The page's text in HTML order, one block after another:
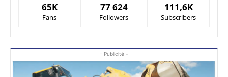
65K
Fans
77 624
Followers
111,6K
Subscribers
- Publicité -